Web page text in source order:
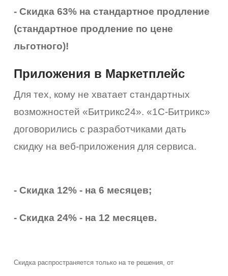
- Скидка 63% на стандартное продление
(стандартное продление по цене
льготного)!
Приложения в Маркетплейс
Для тех, кому не хватает стандартных
возможностей «Битрикс24». «1С-Битрикс»
договорились с разработчиками дать
скидку на веб-приложения для сервиса.
- Скидка 12% - на 6 месяцев;
- Скидка 24% - на 12 месяцев.
Скидка распространяется только на те решения, от